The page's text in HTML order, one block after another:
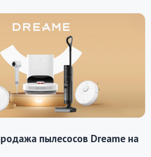
пылесосов Dreame на